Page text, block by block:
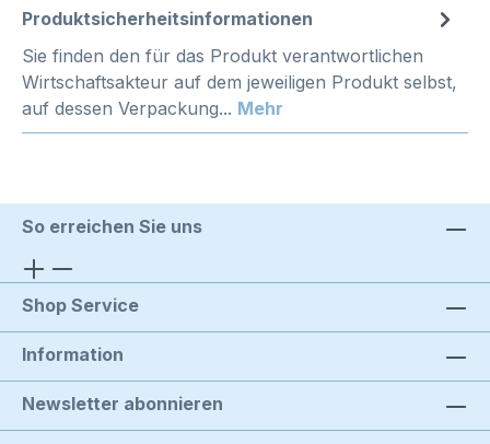
Produktsicherheitsinformationen
Sie finden den für das Produkt verantwortlichen
Wirtschaftsakteur auf dem jeweiligen Produkt selbst,
auf dessen Verpackung... Mehr
So erreichen Sie uns
Shop Service
Information
Newsletter abonnieren